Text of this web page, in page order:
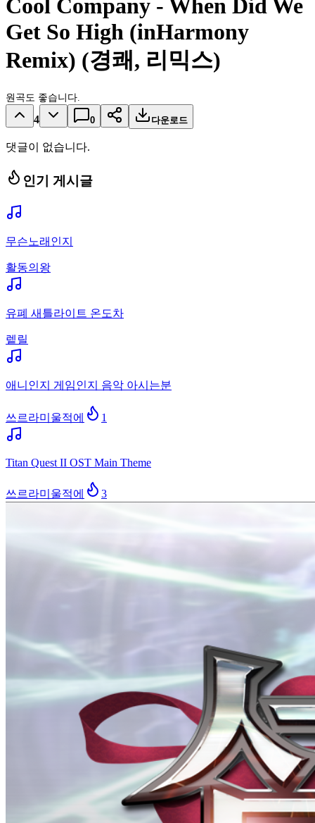
Cool Company - When Did We
Get So High (inHarmony
Remix) (경쾌, 리믹스)
원곡도 좋습니다.
4 0 다운로드
댓글이 없습니다.
인기 게시글
무슨노래인지
활동의왕
유폐 새틀라이트 온도차
렡릴
애니인지 게임인지 음악 아시는분
쓰르라미울적에 1
Titan Quest II OST Main Theme
쓰르라미울적에 3